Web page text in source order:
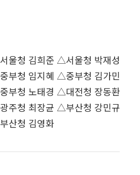
울청 김희준 △서울청 박재성
부청 임지혜 △중부청 김가민
부청 노태경 △대전청 장동환
주청 최장균 △부산청 강민규
산청 김영화